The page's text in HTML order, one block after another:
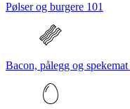
Pølser og burgere 101
Bacon, pålegg og spekemat